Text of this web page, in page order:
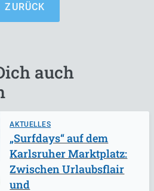
ZURÜCK
auch
AKTUELLES
„Surfdays“ auf dem
Karlsruher Marktplatz:
Zwischen Urlaubsflair
und